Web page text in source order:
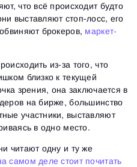
что всё происходит будто
выставляют стоп-лосс, его
брокеров, маркет-
из-за того, что
близко к текущей
зрения, она заключается в
на бирже, большинство
участники, выставляют
в одно место.
читают одну и ту же
самом деле стоит почитать